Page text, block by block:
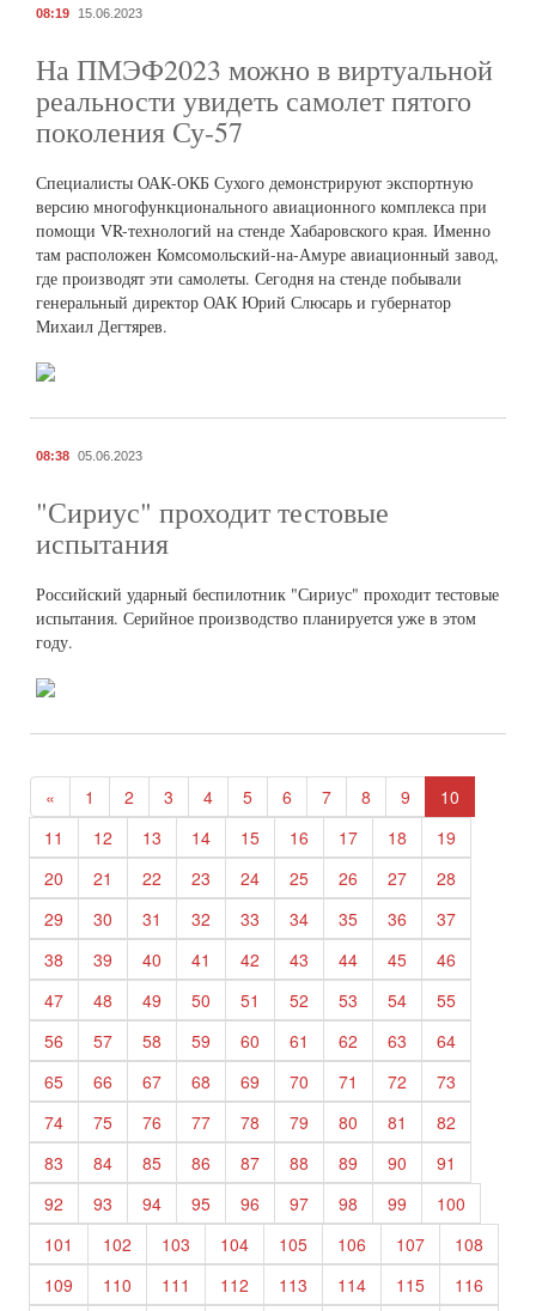
08:19 15.06.2023
На ПМЭФ2023 можно в виртуальной
реальности увидеть самолет пятого
поколения Су-57
Специалисты ОАК-ОКБ Сухого демонстрируют экспортную
версию многофункционального авиационного комплекса при
помощи VR-технологий на стенде Хабаровского края. Именно
там расположен Комсомольский-на-Амуре авиационный завод,
где производят эти самолеты. Сегодня на стенде побывали
генеральный директор ОАК Юрий Слюсарь и губернатор
Михаил Дегтярев.
08:38 05.06.2023
"Сириус" проходит тестовые
испытания
Российский ударный беспилотник "Сириус" проходит тестовые
испытания. Серийное производство планируется уже в этом
году.
« 1 2 3 4 5 6 7 8 9
10
11
12 13 14 15 16 17 18
19
20
21 22 23 24 25 26 27
28
29
30 31 32 33 34 35 36
37
38
39 40 41 42 43 44 45
46
47
48 49 50 51 52 53 54
55
56
57 58 59 60 61 62 63
64
65
66 67 68 69 70 71 72
73
74
75 76 77 78 79 80 81
82
83
84 85 86 87 88 89 90
91
92
93 94 95 96 97 98 99
100
101
102 103 104 105 106 107
108
109
110 111 112 113 114 115
116